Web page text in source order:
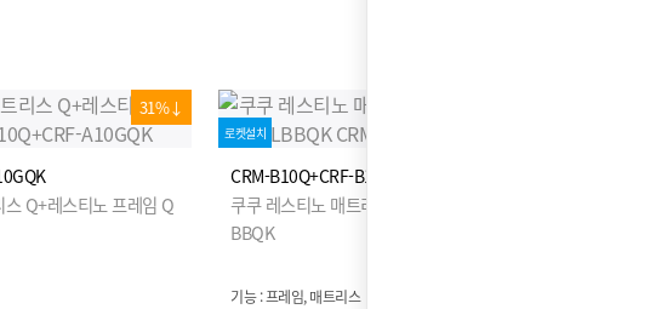
31%↓
Q+레스티노 프레임 Q
로켓설치
CRM-B10Q+CRF-B10IQK
쿠쿠 레스티노 매트리스 Q+레스티노 프레임 FL
BBQK
기능 : 프레임, 매트리스